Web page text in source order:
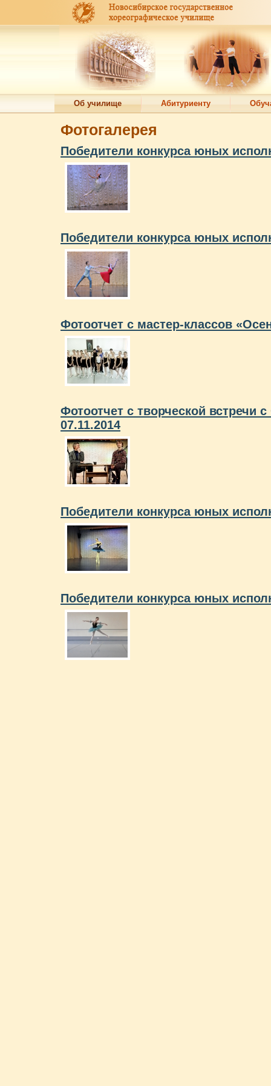
Об училище Абитуриенту
Фотогалерея
Победители конкурса юных
Победители конкурса юных
Фотоотчет с мастер-классов
Фотоотчет с творческой встречи
07.11.2014
Победители конкурса юных
Победители конкурса юных